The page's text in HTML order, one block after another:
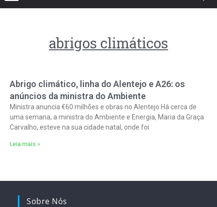
abrigos climáticos
Abrigo climático, linha do Alentejo e A26: os
anúncios da ministra do Ambiente
Ministra anuncia €60 milhões e obras no Alentejo Há cerca de
uma semana, a ministra do Ambiente e Energia, Maria da Graça
Carvalho, esteve na sua cidade natal, onde foi
Leia mais »
Sobre Nós